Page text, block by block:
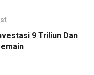
9 Triliun Dan